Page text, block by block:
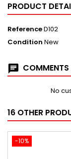
PRODUCT
ReferenceD102
Condition New
No
16 OTHER
-10%